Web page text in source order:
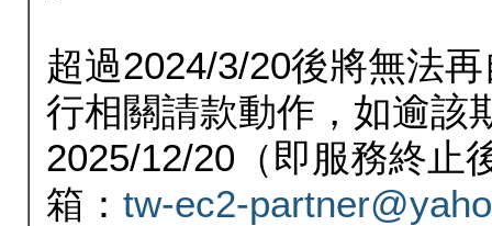
超過2024/3/20後將無法
行相關請款動作，如逾該
2025/12/20（即服務終止
箱： tw-ec2-